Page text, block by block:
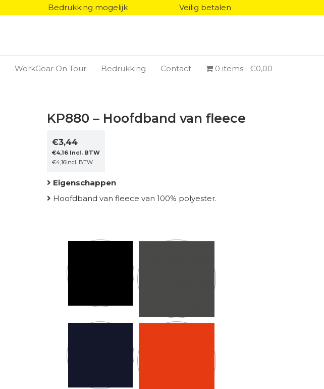
Bedrukking mogelijk Veilig betalen
WorkGear On Tour Bedrukking Contact 0 items €0,00
KP880 – Hoofdband van fleece
€3,44
€4,16Incl. BTW
€4,16Incl. BTW
Eigenschappen
Hoofdband van fleece van 100% polyester.